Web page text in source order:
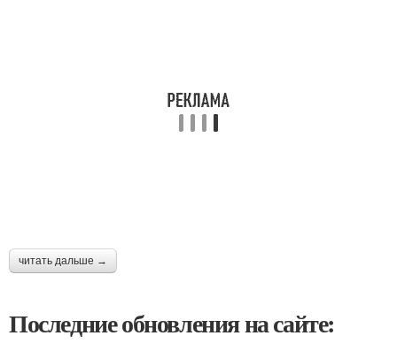
читать дальше →
Последние обновления на сайте: